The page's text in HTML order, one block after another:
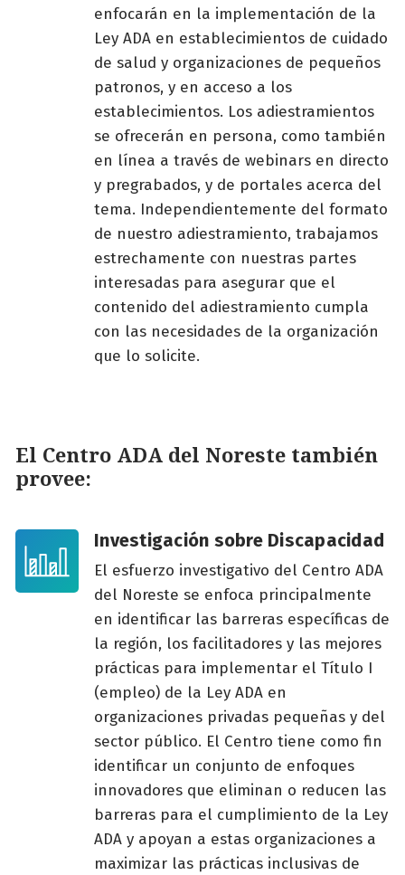
enfocarán en la implementación de la
Ley ADA en establecimientos de cuidado
de salud y organizaciones de pequeños
patronos, y en acceso a los
establecimientos. Los adiestramientos
se ofrecerán en persona, como también
en línea a través de webinars en directo
y pregrabados, y de portales acerca del
tema. Independientemente del formato
de nuestro adiestramiento, trabajamos
estrechamente con nuestras partes
interesadas para asegurar que el
contenido del adiestramiento cumpla
con las necesidades de la organización
que lo solicite.
El Centro ADA del Noreste también
provee:
Investigación sobre Discapacidad
El esfuerzo investigativo del Centro ADA
del Noreste se enfoca principalmente
en identificar las barreras específicas de
la región, los facilitadores y las mejores
prácticas para implementar el Título I
(empleo) de la Ley ADA en
organizaciones privadas pequeñas y del
sector público. El Centro tiene como fin
identificar un conjunto de enfoques
innovadores que eliminan o reducen las
barreras para el cumplimiento de la Ley
ADA y apoyan a estas organizaciones a
maximizar las prácticas inclusivas de